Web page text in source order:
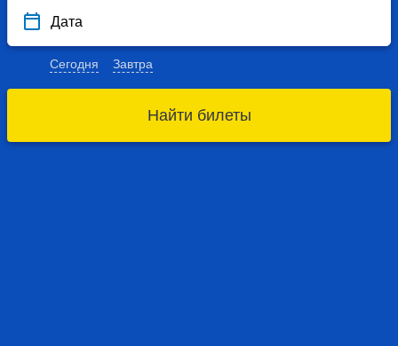
Дата
Сегодня Завтра
Найти билеты